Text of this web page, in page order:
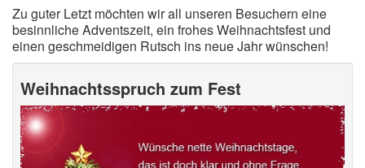
Zu guter Letzt möchten wir all unseren Besuchern eine
besinnliche Adventszeit, ein frohes Weihnachtsfest und
einen geschmeidigen Rutsch ins neue Jahr wünschen!
Weihnachtsspruch zum Fest